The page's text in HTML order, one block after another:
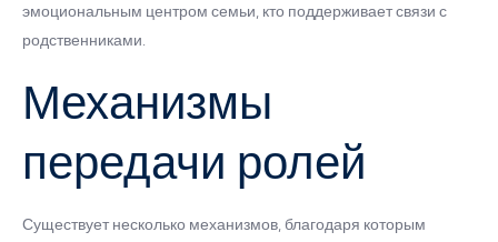
эмоциональным центром семьи, кто поддерживает связи с
родственниками.
Механизмы
передачи ролей
Существует несколько механизмов, благодаря которым